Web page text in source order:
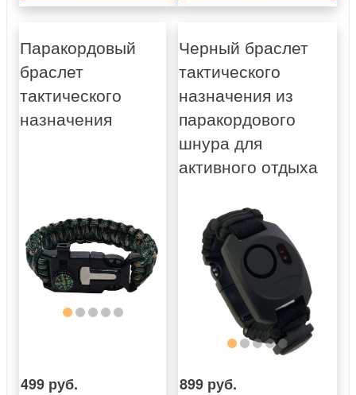
Паракордовый
браслет
тактического
назначения
499 руб.
Черный браслет
тактического
назначения из
паракордового
шнура для
активного отдыха
899 руб.